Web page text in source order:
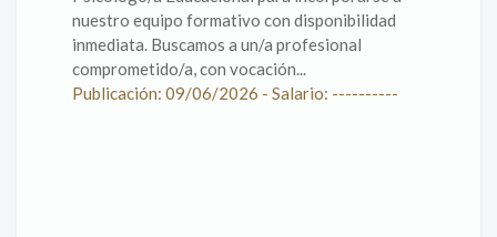
nuestro equipo formativo con disponibilidad
inmediata. Buscamos a un/a profesional
comprometido/a, con vocación...
Publicación: 09/06/2026 - Salario: ----------